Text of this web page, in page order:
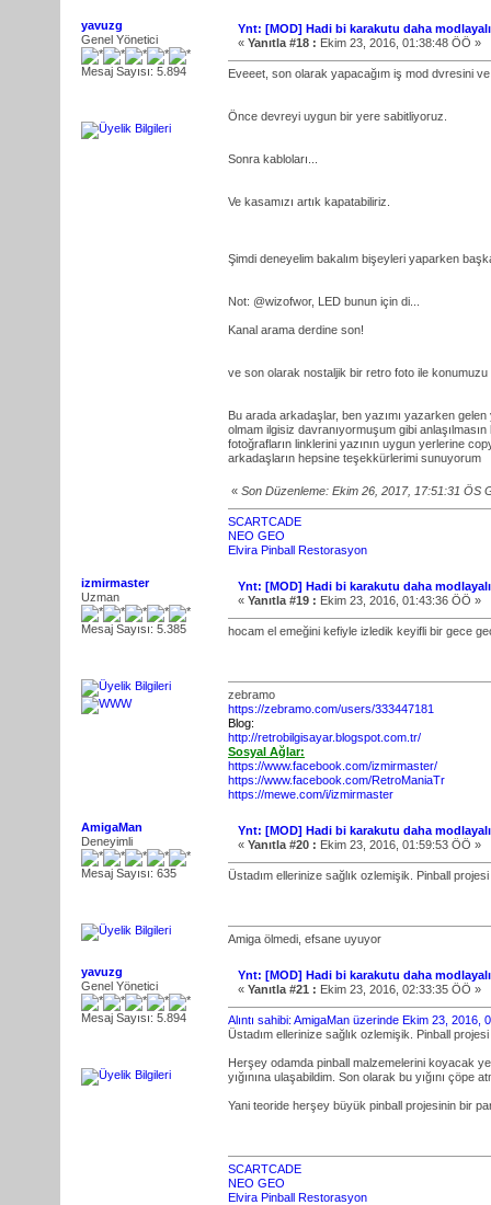
yavuzg
Genel Yönetici
Mesaj Sayısı: 5.894
Ynt: [MOD] Hadi bi karakutu daha
« Yanıtla #18 : Ekim 23, 2016, 01:38:48 ÖÖ »
Eveeet, son olarak yapacağım iş mod dvresini
Önce devreyi uygun bir yere sabitliyoruz.
Sonra kabloları...
Ve kasamızı artık kapatabiliriz.
Şimdi deneyelim bakalım bişeyleri yaparken
Not: @wizofwor, LED bunun için di...
Kanal arama derdine son!
ve son olarak nostaljik bir retro foto ile konumuzu
Bu arada arkadaşlar, ben yazımı yazarken
olmam ilgisiz davranıyormuşum gibi
fotoğrafların linklerini yazının uygun yerlerine
arkadaşların hepsine teşekkürlerimi sunuyorum
« Son Düzenleme: Ekim 26, 2017, 17:51:31 ÖS
SCARTCADE
NEO GEO
Elvira Pinball Restorasyon
izmirmaster
Uzman
Mesaj Sayısı: 5.385
Ynt: [MOD] Hadi bi karakutu daha
« Yanıtla #19 : Ekim 23, 2016, 01:43:36 ÖÖ »
hocam el emeğini kefiyle izledik keyifli bir gece
zebramo
https://zebramo.com/users/333447181
Blog:
http://retrobilgisayar.blogspot.com.tr/
Sosyal Ağlar:
https://www.facebook.com/izmirmaster/
https://www.facebook.com/RetroManiaTr
https://mewe.com/i/izmirmaster
AmigaMan
Deneyimli
Mesaj Sayısı: 635
Ynt: [MOD] Hadi bi karakutu daha
« Yanıtla #20 : Ekim 23, 2016, 01:59:53 ÖÖ »
Üstadım ellerinize sağlık ozlemişik. Pinball
Amiga ölmedi, efsane uyuyor
yavuzg
Genel Yönetici
Mesaj Sayısı: 5.894
Ynt: [MOD] Hadi bi karakutu daha
« Yanıtla #21 : Ekim 23, 2016, 02:33:35 ÖÖ »
Alıntı sahibi: AmigaMan üzerinde Ekim 23, 2016,
Üstadım ellerinize sağlık ozlemişik. Pinball
Herşey odamda pinball malzemelerini koyacak
yığınına ulaşabildim. Son olarak bu yığını
Yani teoride herşey büyük pinball projesinin bir
SCARTCADE
NEO GEO
Elvira Pinball Restorasyon